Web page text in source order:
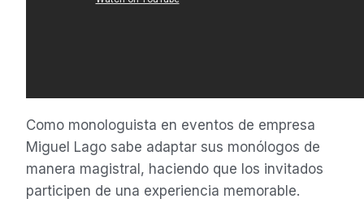
Como monologuista en eventos de empresa
Miguel Lago sabe adaptar sus monólogos de
manera magistral, haciendo que los invitados
participen de una experiencia memorable.